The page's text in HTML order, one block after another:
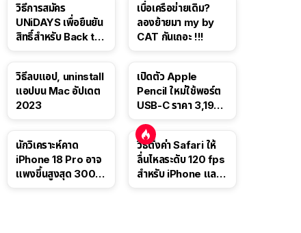
วิธีการสมัคร
UNiDAYS เพื่อยืนยัน
สิทธิ์สำหรับ Back to
เบื่อเครือข่ายเดิม?
ลองย้ายมา my by
CAT กันเถอะ !!!
วิธีลบแอป, uninstall
แอปบน Mac อัปเดต
2023
เปิดตัว Apple
Pencil ใหม่ใช้พอร์ต
USB-C ราคา 3,190
นี้
นักวิเคราะห์คาด
iPhone 18 Pro อาจ
แพงขึ้นสูงสุด 300
วิธีตั้งค่า Safari ให้
ลื่นไหลระดับ 120 fps
สำหรับ iPhone และ